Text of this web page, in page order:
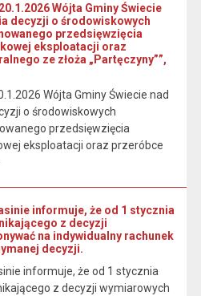
Wójta Gminy Świecie
decyzji o środowiskowych
przedsięwzięcia
eksploatacji oraz
ze złoża „Partęczyny””,
Wójta Gminy Świecie nad
o środowiskowych
przedsięwzięcia
eksploatacji oraz przeróbce
informuje, że od 1 stycznia
z decyzji
na indywidualny rachunek
decyzji.
informuje, że od 1 stycznia
z decyzji wymiarowych